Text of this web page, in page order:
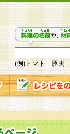
(例)トマト 豚肉